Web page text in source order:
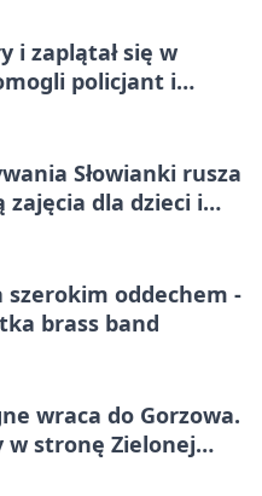
i zaplątał się w
policjant i
Słowianki rusza
zajęcia dla dzieci i
szerokim oddechem -
brass band
wraca do Gorzowa.
w stronę Zielonej